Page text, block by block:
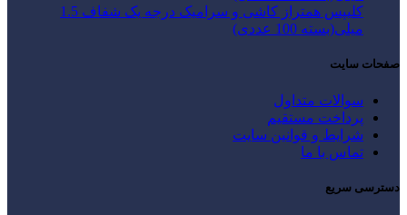
کلیپس همتراز کاشی و سرامیک درجه یک شفاف 1.5
میلی(بسته 100 عددی)
صفحات سایت
سوالات متداول
پرداخت مستقیم
شرایط و قوانین سایت
تماس با ما
دسترسی سریع